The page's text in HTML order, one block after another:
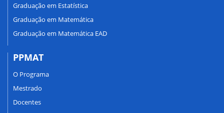
Graduação em Estatística
Graduação em Matemática
Graduação em Matemática EAD
PPMAT
O Programa
Mestrado
Docentes